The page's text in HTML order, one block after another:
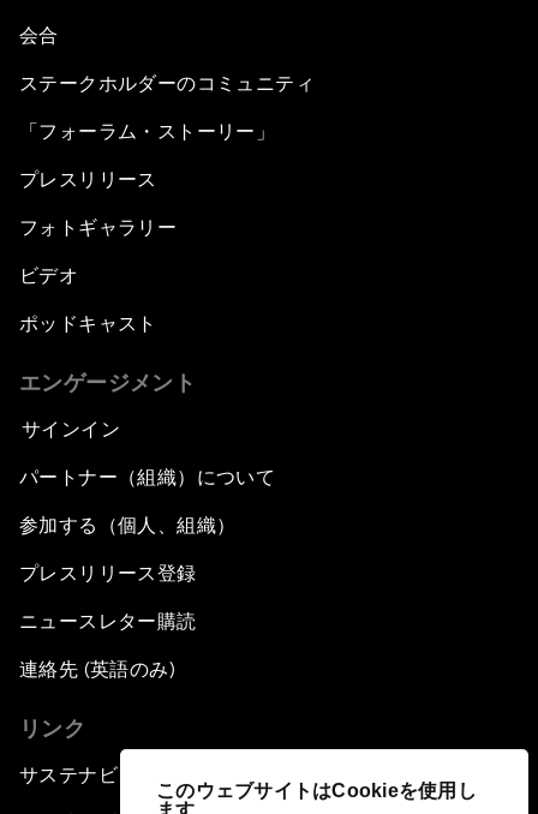
このウェブサイトはCookieを使用し
ます
会合
ステークホルダーのコミュニティ
「フォーラム・ストーリー」
プレスリリース
フォトギャラリー
ビデオ
ポッドキャスト
エンゲージメント
サインイン
パートナー（組織）について
参加する（個人、組織）
プレスリリース登録
ニュースレター購読
連絡先 (英語のみ)
リンク
サステナビリティへの取り組み